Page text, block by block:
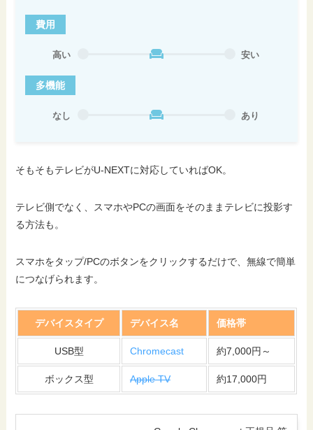
費用
高い 安い
多機能
なし あり
そもそもテレビがU-NEXTに対応していればOK。
テレビ側でなく、スマホやPCの画面をそのままテレビに投影す
る方法も。
スマホをタップ/PCのボタンをクリックするだけで、無線で簡単
につなげられます。
デバイスタイプ デバイス名 価格帯
USB型 Chromecast 約7,000円～
ボックス型 Apple TV 約17,000円